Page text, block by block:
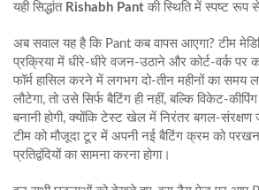
यही सिद्धांत Rishabh Pant की स्थिति में स्पष्ट रूप
अब सवाल यह है कि Pant कब वापस आएगा? टीम
प्रक्रिया में धीरे‑धीरे वजन‑उठाने और कोर्ट‑वर्क पर
फॉर्म हासिल करने में लगभग दो‑तीन महीनों का
लौटेगा, तो उसे सिर्फ बैटिंग ही नहीं, बल्कि
बनानी होगी, क्योंकि टेस्ट खेल में निरंतर
टीम को मौजूदा टूर में अपनी नई बैटिंग क्रम को
प्रतिद्वंदियों का सामना करना होगा।